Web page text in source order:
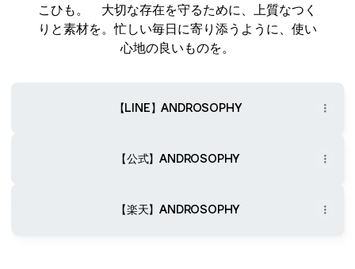
こひも。 大切な存在を守るために、上質なつく
りと素材を。忙しい毎日に寄り添うように、使い
心地の良いものを。
【LINE】ANDROSOPHY
【公式】ANDROSOPHY
【楽天】ANDROSOPHY